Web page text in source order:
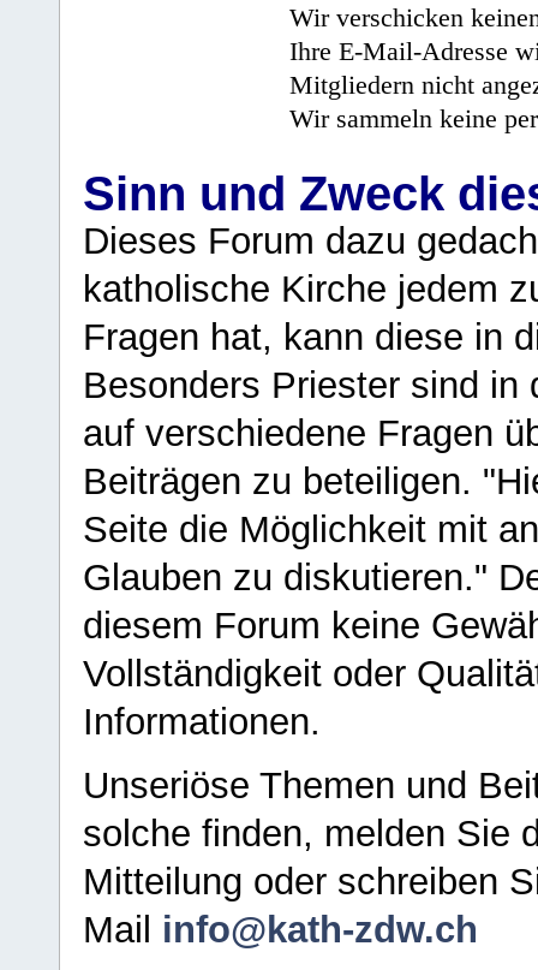
Wir verschicken
Ihre E-Mail-Adresse
Mitgliedern nicht
Wir sammeln keine
Sinn und Zweck
Dieses Forum dazu
katholische Kirche jedem
Fragen hat, kann diese in
Besonders Priester sind in
auf verschiedene Fragen
Beiträgen zu beteiligen.
Seite die Möglichkeit mit
Glauben zu diskutieren."
diesem Forum keine
Vollständigkeit oder
Informationen.
Unseriöse Themen und
solche finden, melden Sie
Mitteilung oder schreiben
Mail info@kath-zdw.ch